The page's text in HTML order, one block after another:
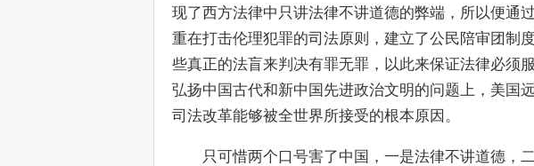
现了西方法律中只讲法律不讲道德的弊端，所以便通
重在打击伦理犯罪的司法原则，建立了公民陪审团制
些真正的法盲来判决有罪无罪，以此来保证法律必须
弘扬中国古代和新中国先进政治文明的问题上，美国
司法改革能够被全世界所接受的根本原因。
只可惜两个口号害了中国，一是法律不讲道德，